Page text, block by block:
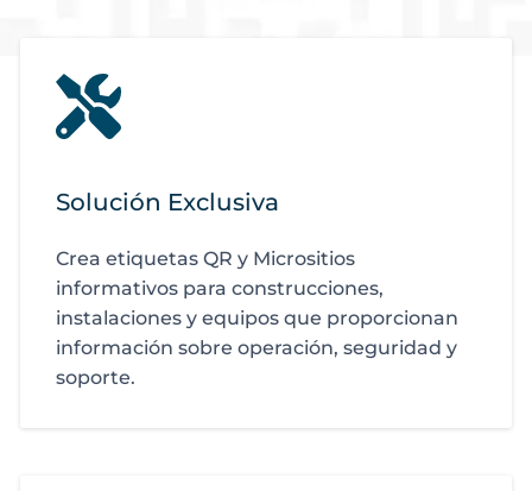
Solución Exclusiva
Crea etiquetas QR y Micrositios
informativos para construcciones,
instalaciones y equipos que proporcionan
información sobre operación, seguridad y
soporte.